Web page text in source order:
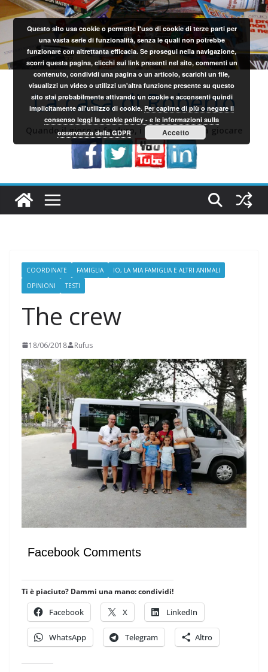
Salta
al
contenuto
La casa di Roberto
Quando il gioco si fa duro, i sardi iniziano a giocare
COORDINATE FAMIGLIA
IO, LA MIA FAMIGLIA E ALTRI ANIMALI
OPINIONI
TESTI
The crew
18/06/2018 Rufus
Facebook Comments
Ti è piaciuto? Dammi una mano: condividi!
Facebook X LinkedIn
WhatsApp Telegram Altro
Questo sito usa cookie o permette l'uso di cookie di terze parti per
una vasta serie di funzionalità, senza le quali non potrebbe
funzionare con altrettanta efficacia. Se prosegui nella navigazione,
scorri questa pagina, clicchi sui link presenti nel sito, commenti un
contenuto, condividi una pagina o un articolo, scarichi un file,
visualizzi un video o utilizzi un'altra funzione presente su questo
sito stai probabilmente attivando un cookie e acconsenti quindi
implicitamente all'utilizzo di cookie.Per capirne di più o negare il
consenso leggi la cookie policy - e le informazioni sulla
osservanza della GDPR
Accetto